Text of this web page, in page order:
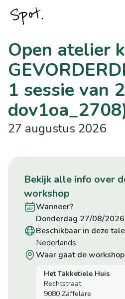
Open atelier
1 sessie van
27 augustus 2026
bekijk alle info over deze geplande
workshop
wanneer?
donderdag 27/08/2026
beschikbaar in deze
Nederlands
waar gaat de
Het Takketiele Huis
Rechtstraat
9080 Zaffelare